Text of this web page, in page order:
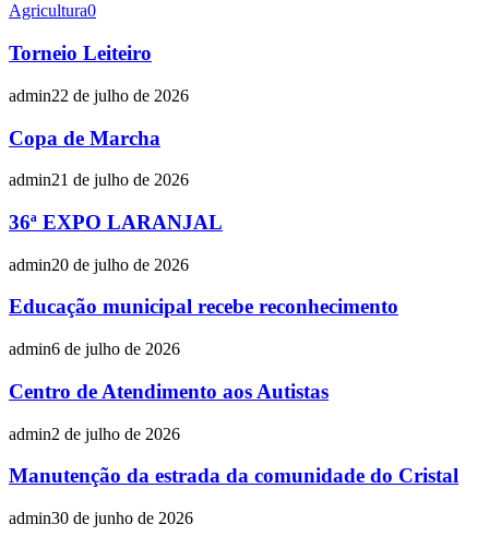
Agricultura0
Torneio Leiteiro
admin22 de julho de 2026
Copa de Marcha
admin21 de julho de 2026
36ª EXPO LARANJAL
admin20 de julho de 2026
Educação municipal recebe reconhecimento
admin6 de julho de 2026
Centro de Atendimento aos Autistas
admin2 de julho de 2026
Manutenção da estrada da comunidade do Cristal
admin30 de junho de 2026